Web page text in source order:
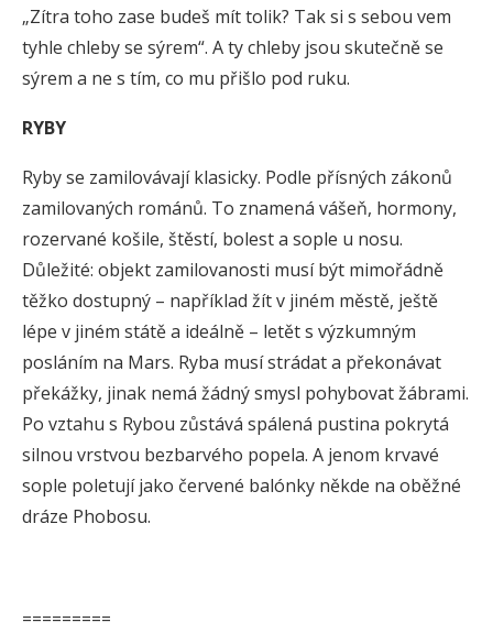
„Zítra toho zase budeš mít tolik? Tak si s sebou vem
tyhle chleby se sýrem“. A ty chleby jsou skutečně se
sýrem a ne s tím, co mu přišlo pod ruku.
RYBY
Ryby se zamilovávají klasicky. Podle přísných zákonů
zamilovaných románů. To znamená vášeň, hormony,
rozervané košile, štěstí, bolest a sople u nosu.
Důležité: objekt zamilovanosti musí být mimořádně
těžko dostupný – například žít v jiném městě, ještě
lépe v jiném státě a ideálně – letět s výzkumným
posláním na Mars. Ryba musí strádat a překonávat
překážky, jinak nemá žádný smysl pohybovat žábrami.
Po vztahu s Rybou zůstává spálená pustina pokrytá
silnou vrstvou bezbarvého popela. A jenom krvavé
sople poletují jako červené balónky někde na oběžné
dráze Phobosu.
=========